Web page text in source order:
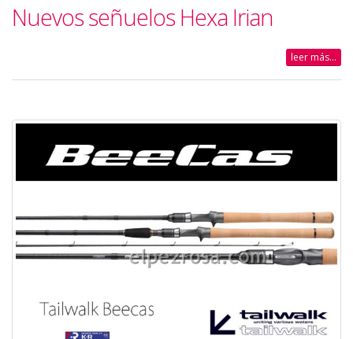
Nuevos señuelos Hexa Irian
leer más...